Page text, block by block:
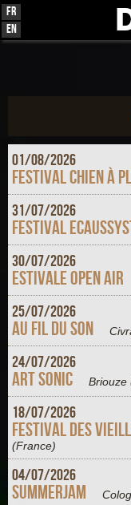
Fr
En
01/08/2026
Festival Chien à
31/07/2026
FESTIVAL
30/07/2026
Estivale Open Air
25/07/2026
Au Fil du Son
24/07/2026
Art Sonic Briouze
18/07/2026
Festival des
(France)
04/07/2026
Summerjam